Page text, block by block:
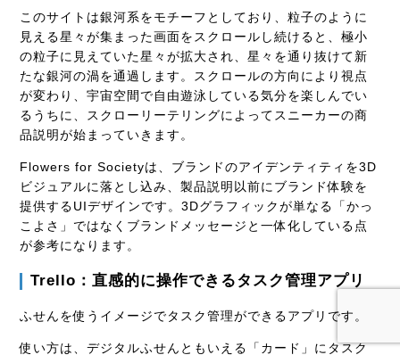
このサイトは銀河系をモチーフとしており、粒子のように
見える星々が集まった画面をスクロールし続けると、極小
の粒子に見えていた星々が拡大され、星々を通り抜けて新
たな銀河の渦を通過します。スクロールの方向により視点
が変わり、宇宙空間で自由遊泳している気分を楽しんでい
るうちに、スクローリーテリングによってスニーカーの商
品説明が始まっていきます。
Flowers for Societyは、ブランドのアイデンティティを3D
ビジュアルに落とし込み、製品説明以前にブランド体験を
提供するUIデザインです。3Dグラフィックが単なる「かっ
こよさ」ではなくブランドメッセージと一体化している点
が参考になります。
Trello：直感的に操作できるタスク管理アプリ
ふせんを使うイメージでタスク管理ができるアプリです。
使い方は、デジタルふせんともいえる「カード」にタスク